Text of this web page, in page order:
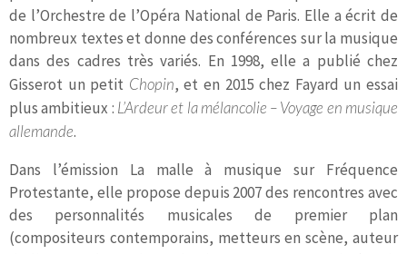
de l’Orchestre de l’Opéra National de Paris. Elle a écrit de
nombreux textes et donne des conférences sur la musique
dans des cadres très variés. En 1998, elle a publié chez
Gisserot un petit Chopin, et en 2015 chez Fayard un essai
plus ambitieux : L’Ardeur et la mélancolie – Voyage en musique
allemande.
Dans l’émission La malle à musique sur Fréquence
Protestante, elle propose depuis 2007 des rencontres avec
des personnalités musicales de premier plan
(compositeurs contemporains, metteurs en scène, auteur